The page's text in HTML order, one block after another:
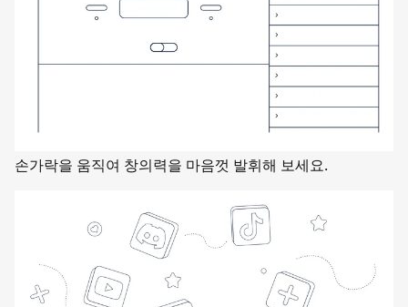
손가락을 움직여 창의력을 마음껏 발휘해 보세요.